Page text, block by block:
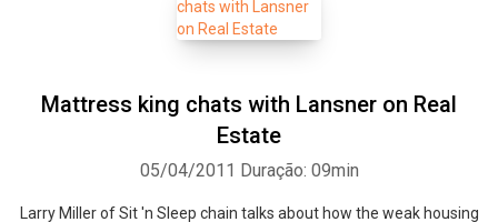
Mattress king chats with Lansner on Real
Estate
05/04/2011 Duração: 09min
Larry Miller of Sit 'n Sleep chain talks about how the weak housing